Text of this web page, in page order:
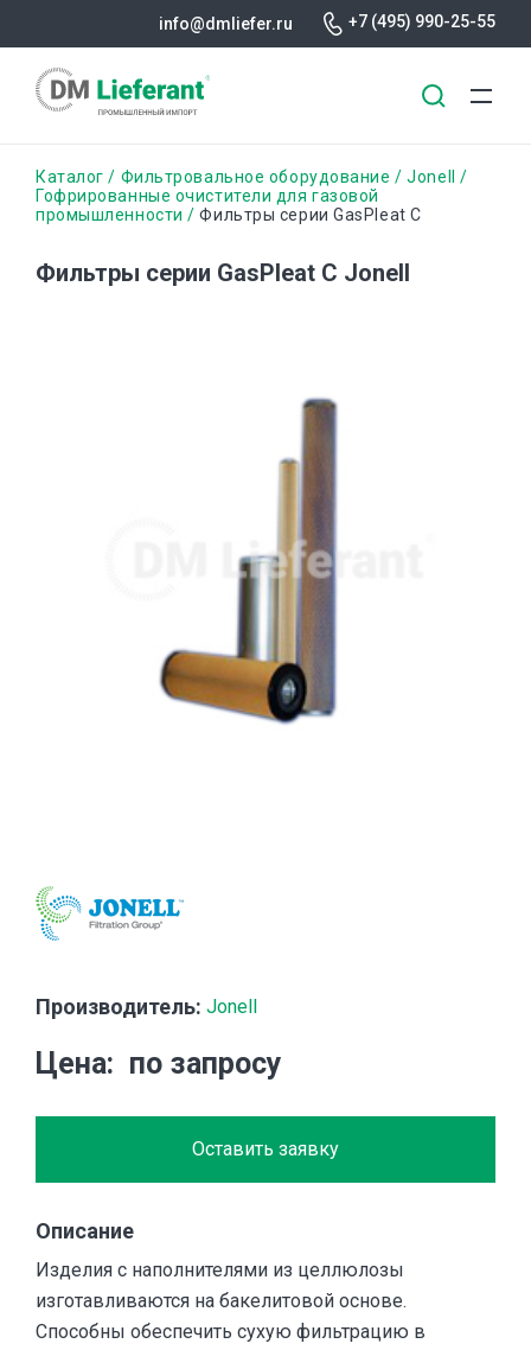
основному
info@dmliefer.ru +7 (495) 990-25-55
Строка
навигации
Каталог Фильтровальное оборудование
Jonell
Гофрированные очистители для газовой
промышленности
Фильтры серии GasPleat C
Фильтры серии GasPleat C Jonell
Производитель: Jonell
Цена по запросу
Оставить заявку
Описание
Изделия с наполнителями из целлюлозы
изготавливаются на бакелитовой основе.
Способны обеспечить сухую фильтрацию в